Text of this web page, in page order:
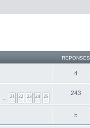
RÉPONSES
4
… 21 22 23 24 25 243
5